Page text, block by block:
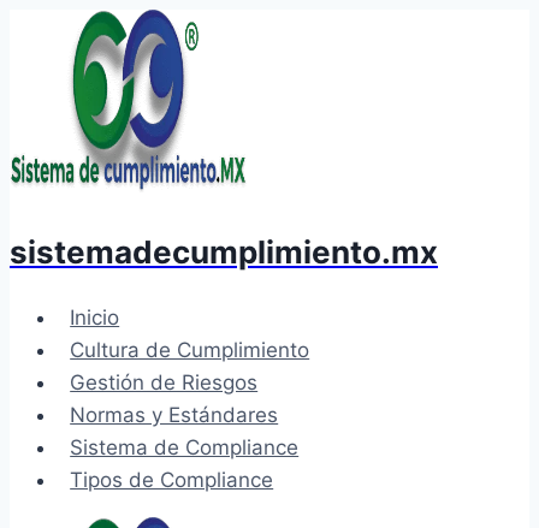
contenido
sistemadecumplimiento.mx
Inicio
Cultura de Cumplimiento
Gestión de Riesgos
Normas y Estándares
Sistema de Compliance
Tipos de Compliance